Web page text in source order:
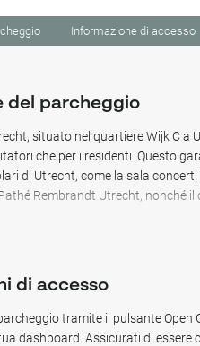
Informazione di accesso
del parcheggio
situato nel quartiere Wijk C a
che per i residenti. Questo
di Utrecht, come la sala
Rembrandt Utrecht, nonché
raggiungere molti centri
del parcheggio Wijk C
partenza per esplorare la città e i
auto.
di accesso
tramite il pulsante Open
dashboard. Assicurati di essere